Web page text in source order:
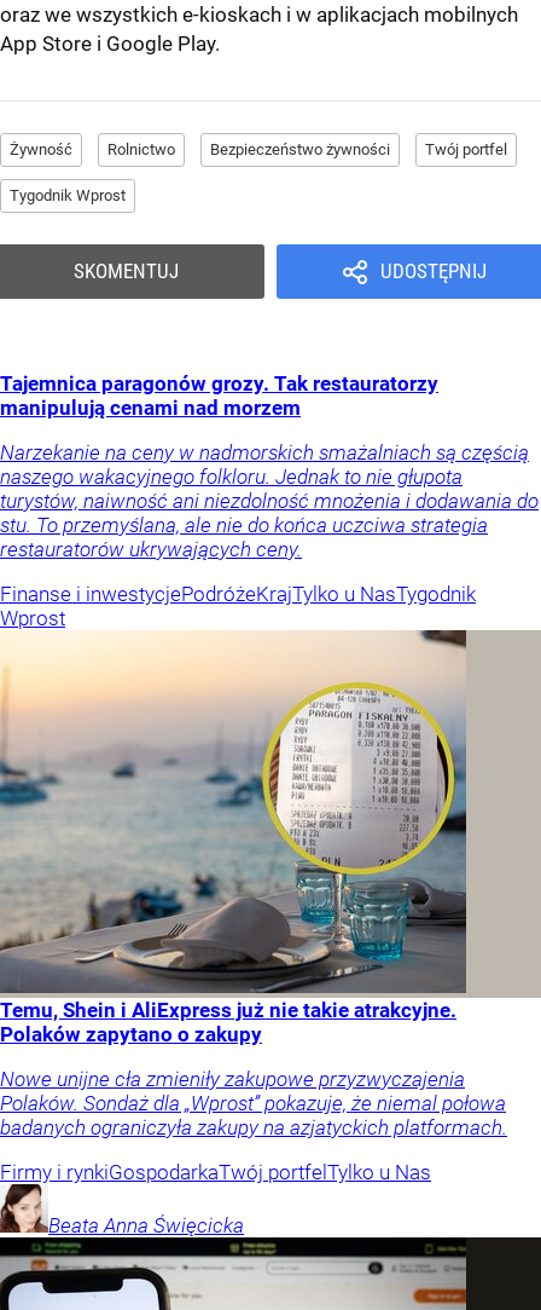
oraz we wszystkich e-kioskach i w aplikacjach mobilnych
App Store i Google Play.
Żywność Rolnictwo Bezpieczeństwo żywności Twój portfel
Tygodnik Wprost
UDOSTĘPNIJ
SKOMENTUJ
Tajemnica paragonów grozy. Tak restauratorzy
manipulują cenami nad morzem
Narzekanie na ceny w nadmorskich smażalniach są częścią
naszego wakacyjnego folkloru. Jednak to nie głupota
turystów, naiwność ani niezdolność mnożenia i dodawania do
stu. To przemyślana, ale nie do końca uczciwa strategia
restauratorów ukrywających ceny.
Finanse i inwestycjePodróżeKrajTylko u NasTygodnik
Wprost
Temu, Shein i AliExpress już nie takie atrakcyjne.
Polaków zapytano o zakupy
Nowe unijne cła zmieniły zakupowe przyzwyczajenia
Polaków. Sondaż dla „Wprost” pokazuje, że niemal połowa
badanych ograniczyła zakupy na azjatyckich platformach.
Firmy i rynkiGospodarkaTwój portfel Tylko u Nas
Beata Anna Święcicka